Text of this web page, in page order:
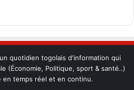
quotidien togolais d'information qui
(Économie, Politique, sport & santé..)
en temps réel et en continu.